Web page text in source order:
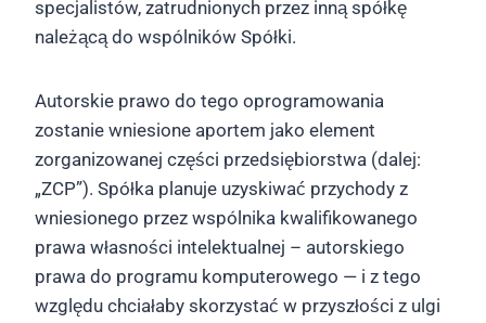
specjalistów, zatrudnionych przez inną spółkę
należącą do wspólników Spółki.
Autorskie prawo do tego oprogramowania
zostanie wniesione aportem jako element
zorganizowanej części przedsiębiorstwa (dalej:
„ZCP”). Spółka planuje uzyskiwać przychody z
wniesionego przez wspólnika kwalifikowanego
prawa własności intelektualnej – autorskiego
prawa do programu komputerowego — i z tego
względu chciałaby skorzystać w przyszłości z ulgi